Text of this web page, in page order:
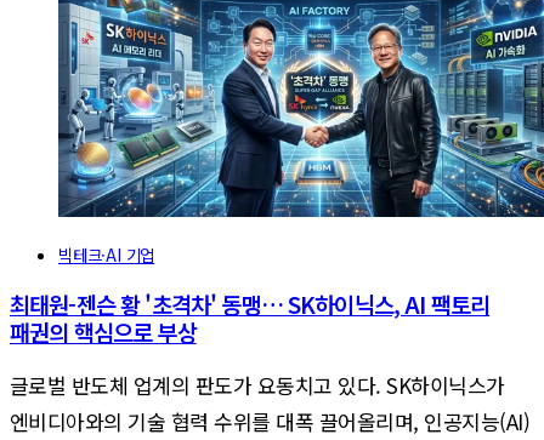
빅테크·AI 기업
최태원-젠슨 황 '초격차' 동맹… SK하이닉스, AI 팩토리
패권의 핵심으로 부상
글로벌 반도체 업계의 판도가 요동치고 있다. SK하이닉스가
엔비디아와의 기술 협력 수위를 대폭 끌어올리며, 인공지능(AI)